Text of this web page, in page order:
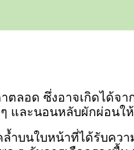
ลอด ซึ่งอาจเกิดได้จ
และนอนหลับผักผ่อนใ
ล้ำบนใบหน้าที่ได้รับ